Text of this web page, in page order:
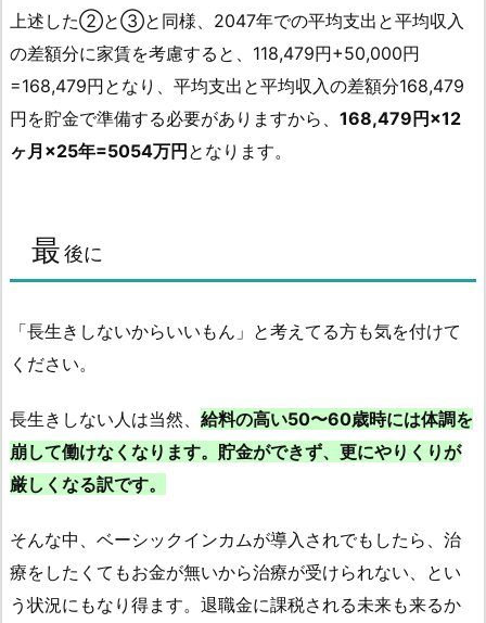
上述した②と③と同様、2047年での平均支出と平均収入
の差額分に家賃を考慮すると、118,479円+50,000円
=168,479円となり、平均支出と平均収入の差額分168,479
円を貯金で準備する必要がありますから、 168,479円×12
ヶ月×25年=5054万円となります。
最後に
「長生きしないからいいもん」と考えてる方も気を付けて
ください。
長生きしない人は当然、 給料の高い50〜60歳時には体調を
崩して働けなくなります。貯金ができず、更にやりくりが
厳しくなる訳です。
そんな中、ベーシックインカムが導入されでもしたら、治
療をしたくてもお金が無いから治療が受けられない、とい
う状況にもなり得ます。退職金に課税される未来も来るか